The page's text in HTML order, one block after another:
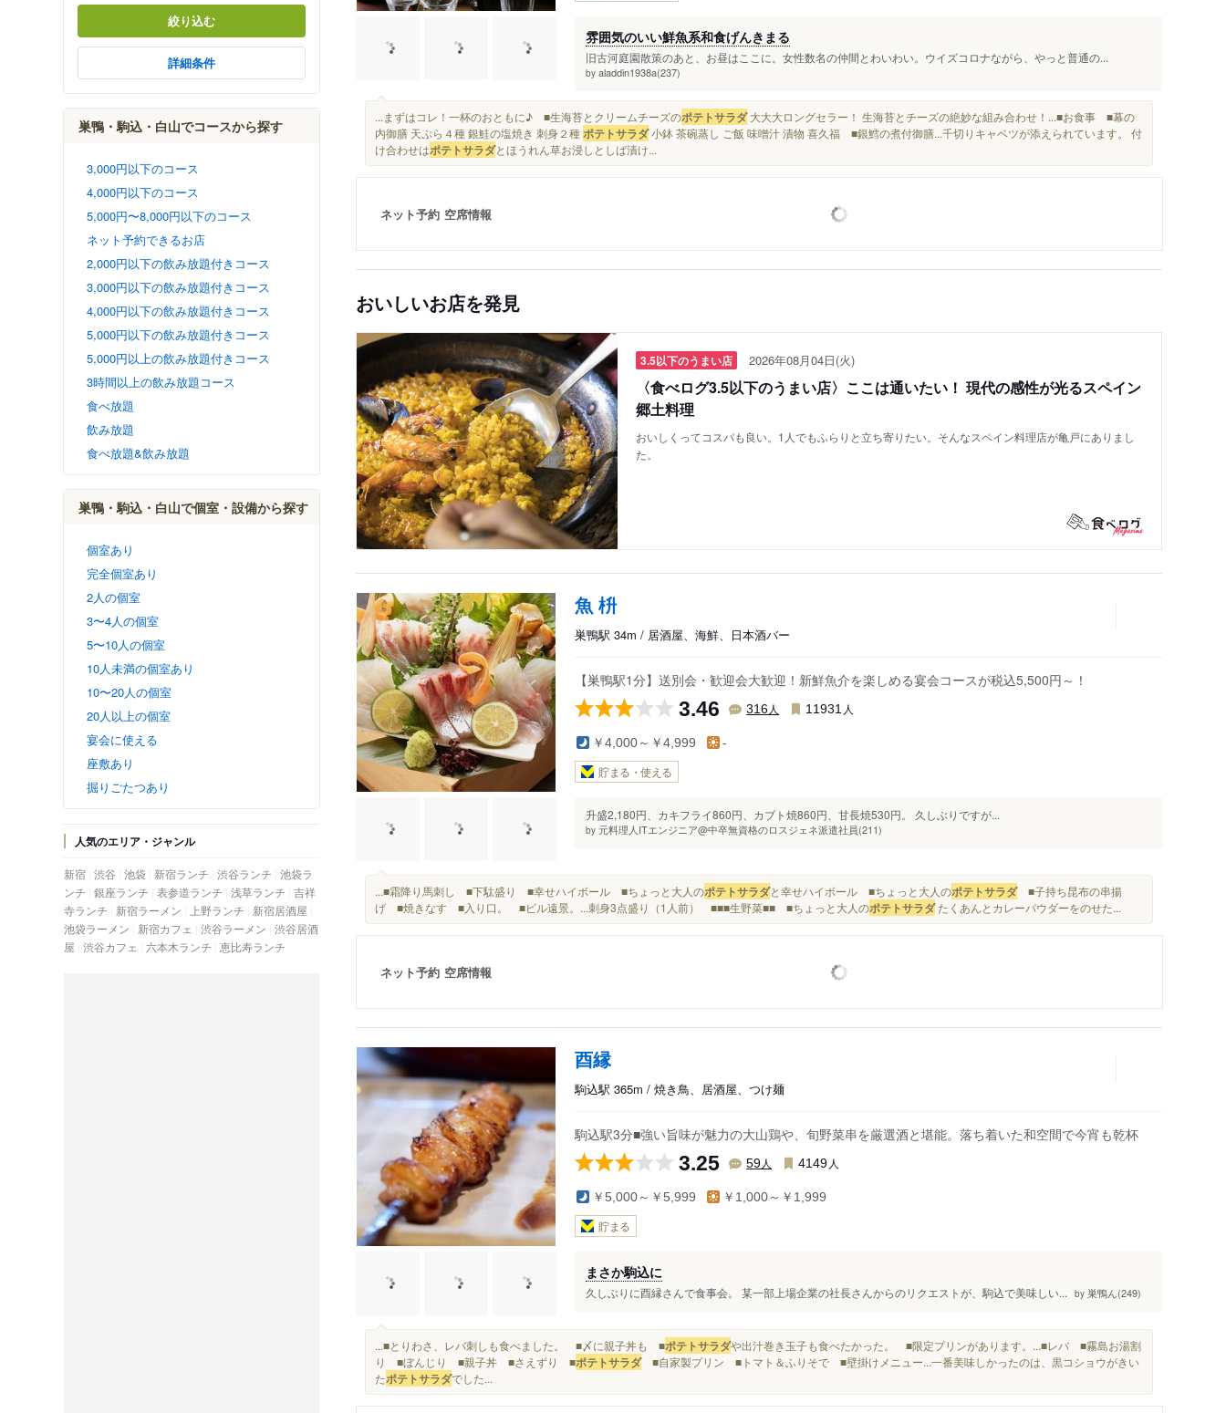
絞り込む
詳細条件
巣鴨・駒込・白山でコースから探す
3,000円以下のコース
4,000円以下のコース
5,000円〜8,000円以下のコース
ネット予約できるお店
2,000円以下の飲み放題付きコース
3,000円以下の飲み放題付きコース
4,000円以下の飲み放題付きコース
5,000円以下の飲み放題付きコース
5,000円以上の飲み放題付きコース
3時間以上の飲み放題コース
食べ放題
飲み放題
食べ放題&飲み放題
巣鴨・駒込・白山で個室・設備から探す
個室あり
完全個室あり
2人の個室
3〜4人の個室
5〜10人の個室
10人未満の個室あり
10〜20人の個室
20人以上の個室
宴会に使える
座敷あり
掘りごたつあり
人気のエリア・ジャンル
新宿 渋谷 池袋 新宿ランチ 渋谷ランチ 池袋ラ
ンチ 銀座ランチ 表参道ランチ 浅草ランチ 吉祥
寺ランチ
新宿ラーメン 上野ランチ
新宿居酒屋
池袋ラーメン
新宿カフェ 渋谷ラーメン 渋谷居酒
屋 渋谷カフェ 六本木ランチ 恵比寿ランチ
雰囲気のいい鮮魚系和食げんきまる
旧古河庭園散策のあと、お昼はここに。女性数名の仲間とわいわい。ウイズコロナながら、やっと普通の...
by aladdin1938a(237)
...まずはコレ！一杯のおともに♪ ■生海苔とクリームチーズのポテトサラダ大大大ロングセラー！ 生海苔とチーズの絶妙な組み合わせ！...■お食事 ■幕の
内御膳 天ぷら４種 銀鮭の塩焼き 刺身２種ポテトサラダ小鉢 茶碗蒸し ご飯 味噌汁 漬物 喜久福 ■銀鱈の煮付御膳...千切りキャベツが添えられています。 付
け合わせはポテトサラダとほうれん草お浸しとしば漬け...
ネット予約 空席情報
おいしいお店を発見
3.5以下のうまい店 2026年08月04日(火)
〈食べログ3.5以下のうまい店〉ここは通いたい！ 現代の感性が光るスペイン
郷土料理
おいしくってコスパも良い。1人でもふらりと立ち寄りたい。そんなスペイン料理店が亀戸にありまし
た。
魚 枡
巣鴨駅 34m / 居酒屋、海鮮、日本酒バー
【巣鴨駅1分】送別会・歓迎会大歓迎！新鮮魚介を楽しめる宴会コースが税込5,500円～！
3.46 316人 11931 人
￥4,000～￥4,999 -
貯まる・使える
升盛2,180円、カキフライ860円、カブト焼860円、甘長焼530円。 久しぶりですが...
by 元料理人ITエンジニア@中卒無資格のロスジェネ派遣社員(211)
...■霜降り馬刺し ■下駄盛り ■幸せハイボール ■ちょっと大人のポテトサラダと幸せハイボール ■ちょっと大人のポテトサラダ■子持ち昆布の串揚
げ ■焼きなす ■入り口。 ■ビル遠景。...刺身3点盛り（1人前） ■■■生野菜■■ ■ちょっと大人のポテトサラダたくあんとカレーパウダーをのせた...
ネット予約 空席情報
酉縁
駒込駅 365m / 焼き鳥、居酒屋、つけ麺
駒込駅3分■強い旨味が魅力の大山鶏や、旬野菜串を厳選酒と堪能。落ち着いた和空間で今宵も乾杯
3.25 59人 4149 人
￥5,000～￥5,999 ￥1,000～￥1,999
貯まる
まさか駒込に
久しぶりに酉縁さんで食事会。 某一部上場企業の社長さんからのリクエストが、駒込で美味しい... by 巣鴨ん(249)
...■とりわさ、レバ刺しも食べました。 ■〆に親子丼も ■ポテトサラダや出汁巻き玉子も食べたかった。 ■限定プリンがあります。...■レバ ■霧島お湯割
り ■ぼんじり ■親子丼 ■さえずり ■ポテトサラダ■自家製プリン ■トマト＆ふりそで ■壁掛けメニュー...一番美味しかったのは、黒コショウがきい
たポテトサラダでした...